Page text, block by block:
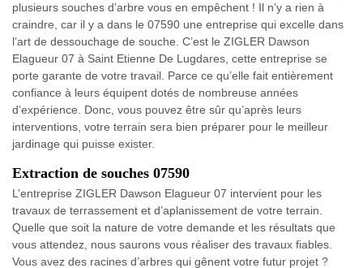
plusieurs souches d’arbre vous en empêchent ! Il n’y a rien à
craindre, car il y a dans le 07590 une entreprise qui excelle dans
l’art de dessouchage de souche. C’est le ZIGLER Dawson
Elagueur 07 à Saint Etienne De Lugdares, cette entreprise se
porte garante de votre travail. Parce ce qu’elle fait entièrement
confiance à leurs équipent dotés de nombreuse années
d’expérience. Donc, vous pouvez être sûr qu’après leurs
interventions, votre terrain sera bien préparer pour le meilleur
jardinage qui puisse exister.
Extraction de souches 07590
L’entreprise ZIGLER Dawson Elagueur 07 intervient pour les
travaux de terrassement et d’aplanissement de votre terrain.
Quelle que soit la nature de votre demande et les résultats que
vous attendez, nous saurons vous réaliser des travaux fiables.
Vous avez des racines d’arbres qui gênent votre futur projet ?